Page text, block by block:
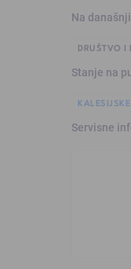
Na
DRUŠTVO I
Stanje na
Servisne